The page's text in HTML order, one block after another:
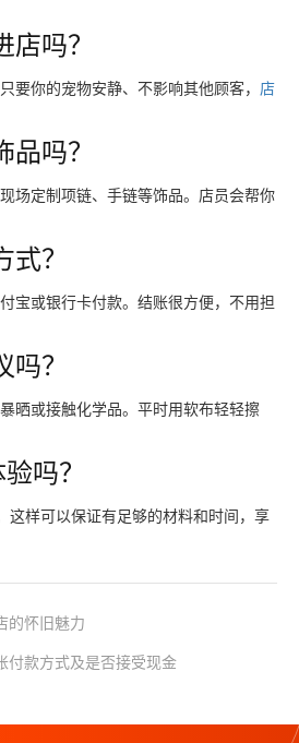
吗？
要你的宠物安静、不影响其他顾客， 店
吗？
场定制项链、手链等饰品。店员会帮你
？
宝或银行卡付款。结账很方便，不用担
？
晒或接触化学品。平时用软布轻轻擦
吗？
这样可以保证有足够的材料和时间，享
的怀旧魅力
付款方式及是否接受现金